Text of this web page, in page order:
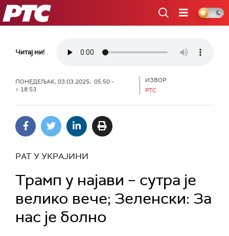
РТС
Читај ми!
ПОНЕДЕЉАК, 03.03.2025, 05:50 -
> 18:53
ИЗВОР:
РТС
РАТ У УКРАЈИНИ
Трамп у најави – сутра је
велико вече; Зеленски: За
нас је болно